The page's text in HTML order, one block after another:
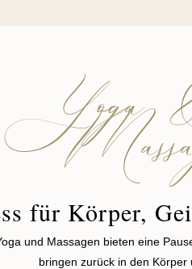
Yoga
für Körper,
und Massagen bieten eine
bringen zurück in den Körper